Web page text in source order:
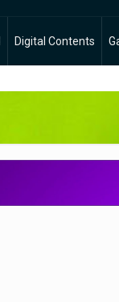
Digital Contents